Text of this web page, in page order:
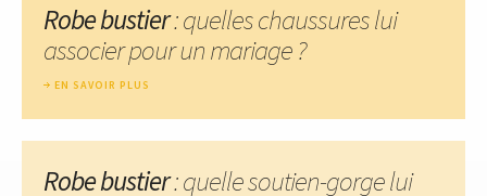
Robe bustier: quelles chaussures lui
associer pour un mariage ?
EN SAVOIR PLUS
Robe bustier: quelle soutien-gorge lui